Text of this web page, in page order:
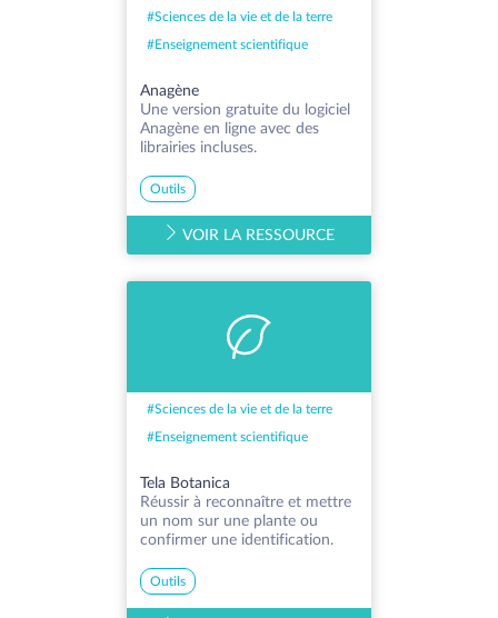
#Sciences de la vie et de la terre
#Enseignement scientifique
Anagène
Une version gratuite du logiciel
Anagène en ligne avec des
librairies incluses.
Outils
VOIR LA RESSOURCE
#Sciences de la vie et de la terre
#Enseignement scientifique
Tela Botanica
Réussir à reconnaître et mettre
un nom sur une plante ou
confirmer une identification.
Outils